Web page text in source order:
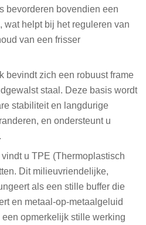
bevorderen bovendien een
wat helpt bij het reguleren van
van een frisser
bevindt zich een robuust frame
staal. Deze basis wordt
stabiliteit en langdurige
en ondersteunt u
u TPE (Thermoplastisch
Dit milieuvriendelijke,
als een stille buffer die
en metaal-op-metaalgeluid
opmerkelijk stille werking